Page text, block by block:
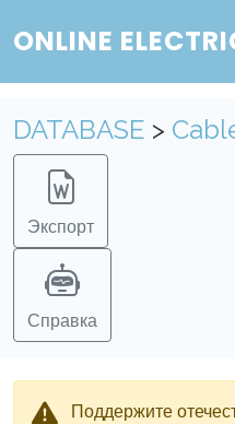
ONLINE
DATABASE >
Экспорт
Справка
Поддержите